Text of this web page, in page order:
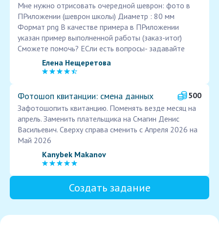
Мне нужно отрисовать очередной шеврон: фото в
ПРиложении (шеврон школы) Диаметр : 80 мм
Формат png В качестве примера в ПРиложении
указан пример выполненной работы (заказ-итог)
Сможете помочь? ЕСли есть вопросы- задавайте
Елена Нещеретова
Фотошоп квитанции: смена данных
500
Зафотошопить квитанцию. Поменять везде месяц на
апрель. Заменить плательщика на Смагин Денис
Васильевич. Сверху справа сменить с Апреля 2026 на
Май 2026
Kanybek Makanov
Создать задание